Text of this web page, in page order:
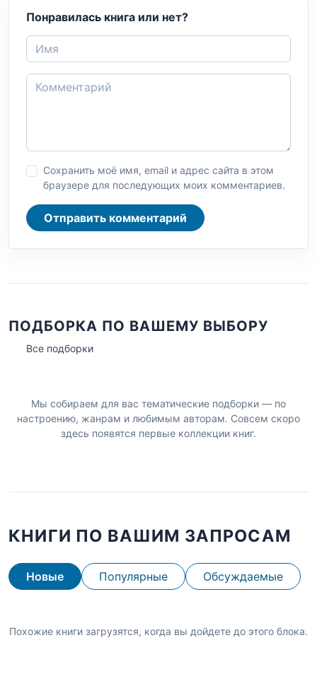
Понравилась книга или нет?
Сохранить моё имя, email и адрес сайта в этом
браузере для последующих моих комментариев.
Отправить комментарий
ПОДБОРКА ПО ВАШЕМУ ВЫБОРУ
Все подборки
Мы собираем для вас тематические подборки — по
настроению, жанрам и любимым авторам. Совсем скоро
здесь появятся первые коллекции книг.
КНИГИ ПО ВАШИМ ЗАПРОСАМ
Новые Популярные Обсуждаемые
Похожие книги загрузятся, когда вы дойдете до этого блока.